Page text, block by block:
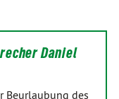
Daniel
Beurlaubung des